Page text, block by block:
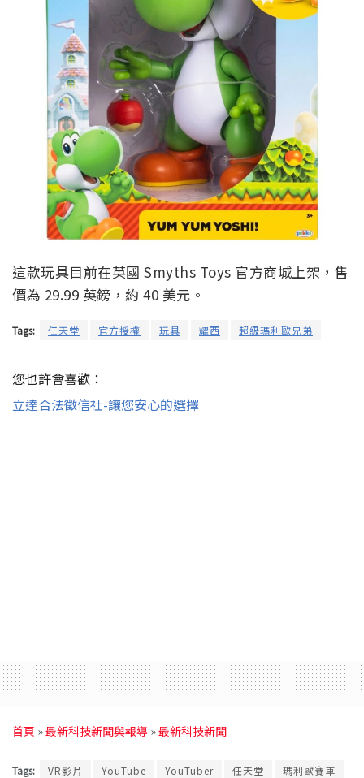
這款玩具目前在英國 Smyths Toys 官方商城上架，售
價為 29.99 英鎊，約 40 美元。
Tags: 任天堂 官方授權 玩具 耀西 超級瑪利歐兄弟
您也許會喜歡：
立達合法徵信社-讓您安心的選擇
首頁 »最新科技新聞與報導 »最新科技新聞
Tags: VR影片 YouTube YouTuber 任天堂 瑪利歐賽車